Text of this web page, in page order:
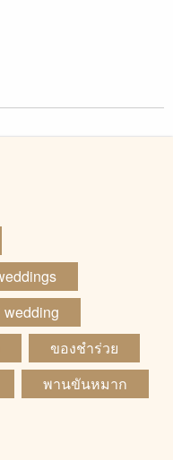
wedding
ของชำร่วย
พานขันหมาก